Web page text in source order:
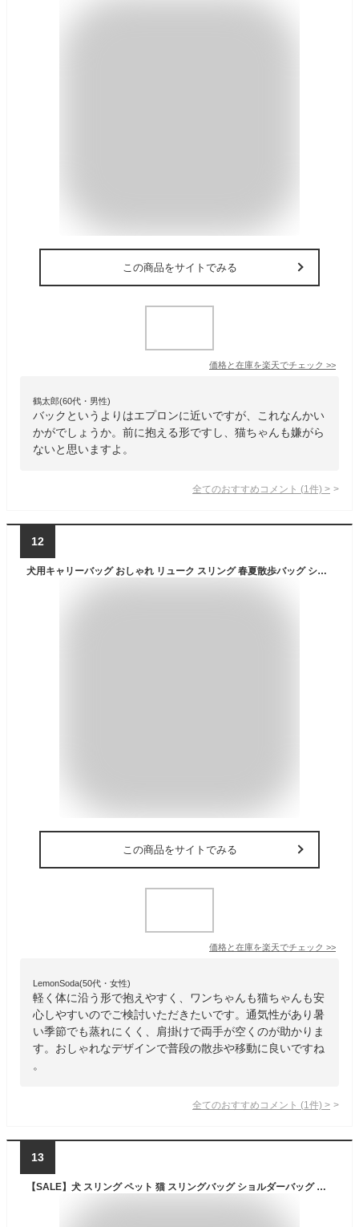
この商品をサイトでみる
価格と在庫を楽天でチェック >>
鶴太郎(60代・男性)
バックというよりはエプロンに近いですが、これなんかい
かがでしょうか。前に抱える形ですし、猫ちゃんも嫌がら
ないと思いますよ。
全てのおすすめコメント (1 件) >
12
犬用キャリーバッグ おしゃれ リューク スリング 春夏散歩バッグ ショルダー 小型犬中型犬 ドッグスリング 犬用品 猫用品 送料無料
この商品をサイトでみる
価格と在庫を楽天でチェック >>
LemonSoda(50代・女性)
軽く体に沿う形で抱えやすく、ワンちゃんも猫ちゃんも安
心しやすいのでご検討いただきたいです。通気性があり暑
い季節でも蒸れにくく、肩掛けで両手が空くのが助かりま
す。おしゃれなデザインで普段の散歩や移動に良いですね
。
全てのおすすめコメント (1 件) >
13
【SALE】犬 スリング ペット 猫 スリングバッグ ショルダーバッグ 斜め掛け お出かけ キャリーバッグ 抱っこバッグ 抱っこ紐 飛び出し防止 防災 避難 お散歩 雑貨 ペット用品 KM535G